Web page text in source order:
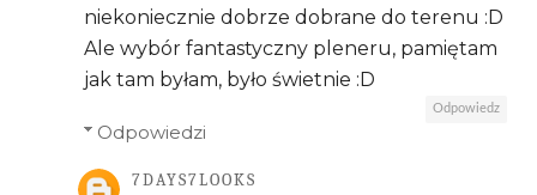
niekoniecznie dobrze dobrane do terenu :D
Ale wybór fantastyczny pleneru, pamiętam
jak tam byłam, było świetnie :D
Odpowiedz
Odpowiedzi
7DAYS7LOOKS